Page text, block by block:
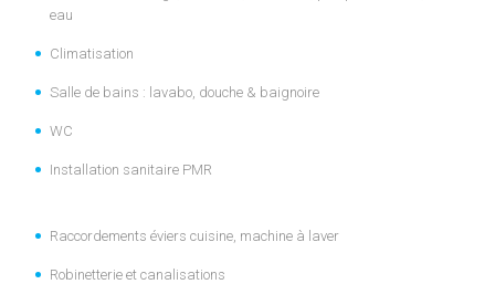
eau
Climatisation
Salle de bains : lavabo, douche & baignoire
WC
Installation sanitaire PMR
Raccordements éviers cuisine, machine à laver
Robinetterie et canalisations